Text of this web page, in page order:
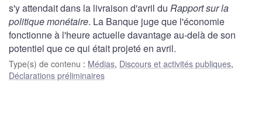
s'y attendait dans la livraison d'avril du Rapport sur la
politique monétaire. La Banque juge que l'économie
fonctionne à l'heure actuelle davantage au-delà de son
potentiel que ce qui était projeté en avril.
Type(s) de contenu : Médias, Discours et activités publiques,
Déclarations préliminaires